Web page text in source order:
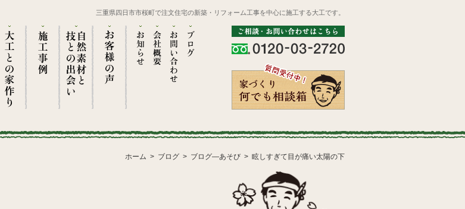
三重県四日市市桜町で注文住宅の新築・リフォーム工事を中心に施工する大工です。
ホーム ブログ ブログ―あそび 眩しすぎて目が痛い太陽の下